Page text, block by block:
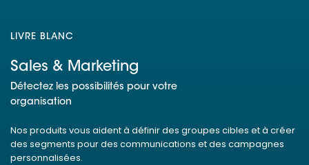
LIVRE BLANC
Sales & Marketing
Détectez les possibilités pour votre
organisation
Nos produits vous aident à définir des groupes cibles et à créer
des segments pour des communications et des campagnes
personnalisées.